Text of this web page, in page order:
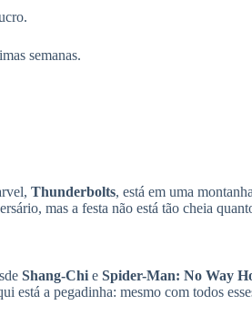
semanas.
Thunderbolts, está em uma
mas a festa não está tão cheia
Shang-Chi e Spider-Man: No Way
a pegadinha: mesmo com todos